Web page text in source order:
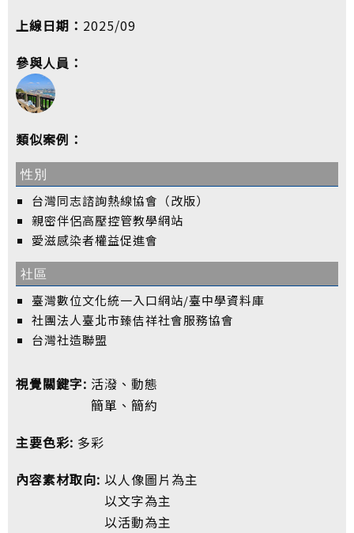
上線日期： 2025/09
參與人員：
類似案例：
性別
台灣同志諮詢熱線協會（改版）
親密伴侶高壓控管教學網站
愛滋感染者權益促進會
社區
臺灣數位文化統一入口網站/臺中學資料庫
社團法人臺北市臻佶祥社會服務協會
台灣社造聯盟
視覺關鍵字: 活潑、動態
簡單、簡約
主要色彩: 多彩
內容素材取向: 以人像圖片為主
以文字為主
以活動為主